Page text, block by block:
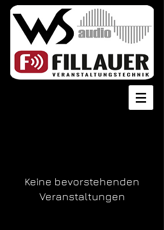
Keine bevorstehenden
Veranstaltungen